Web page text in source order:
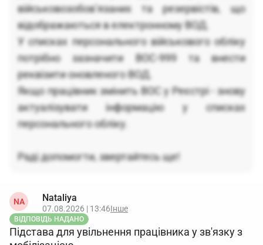
військовозобов’язаних та резервістів, що
відображаються в електронному ВОД.
У списках персонального військового обліку
потрібно зазначити ВОС-999 та внести
реквізити оновленого ВОД.
Якщо працівник змінить ВОС у Реєстрі - знову
актуалізувати інформацію у списках
персонального обліку.
Раді допомогти, звертайтесь ще!
NA Nataliya
07.08.2026 | 13:46Інше
ВІДПОВІДЬ НАДАНО
Підстава для увільнення працівника у зв'язку з